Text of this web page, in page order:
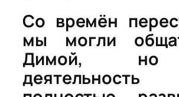
Со времён
мы могли
Димой,
деятельность